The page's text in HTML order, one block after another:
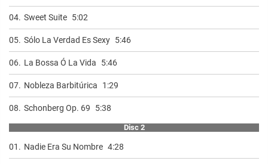
04. Sweet Suite 5:02
05. Sólo La Verdad Es Sexy 5:46
06. La Bossa Ó La Vida 5:46
07. Nobleza Barbitúrica 1:29
08. Schonberg Op. 69 5:38
Disc 2
01. Nadie Era Su Nombre 4:28